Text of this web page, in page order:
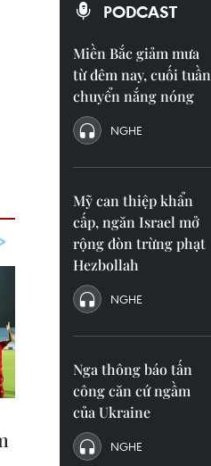
PODCAST
Miền Bắc giảm mưa
từ đêm nay, cuối tuần
chuyển nắng nóng
NGHE
Mỹ can thiệp khẩn
cấp, ngăn Israel mở
rộng đòn trừng phạt
Hezbollah
NGHE
Nga thông báo tấn
công căn cứ ngầm
của Ukraine
NGHE